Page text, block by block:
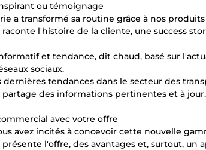
ou témoignage
a transformé sa routine grâce à nos produits
l'histoire de la cliente, une success
et tendance, dit chaud, basé sur
sociaux.
dernières tendances dans le secteur des
des informations pertinentes et à jour.
avec votre offre
avez incités à concevoir cette nouvelle
l'offre, des avantages et, surtout, un